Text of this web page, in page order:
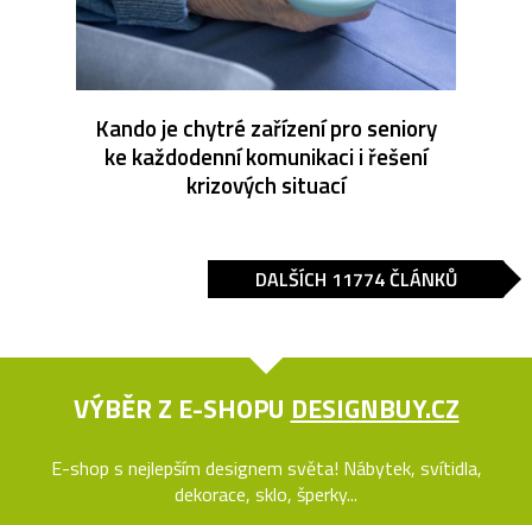
Kando je chytré zařízení pro seniory
ke každodenní komunikaci i řešení
krizových situací
DALŠÍCH 11774 ČLÁNKŮ
VÝBĚR Z E-SHOPU DESIGNBUY.CZ
E-shop s nejlepším designem světa! Nábytek, svítidla,
dekorace, sklo, šperky...